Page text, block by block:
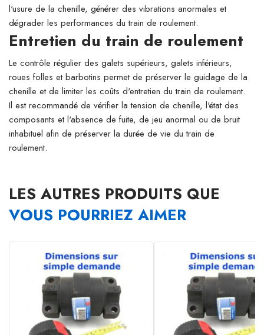
l'usure de la chenille, générer des vibrations anormales et
dégrader les performances du train de roulement.
Entretien du train de roulement
Le contrôle régulier des galets supérieurs, galets inférieurs,
roues folles et barbotins permet de préserver le guidage de la
chenille et de limiter les coûts d'entretien du train de roulement.
Il est recommandé de vérifier la tension de chenille, l'état des
composants et l'absence de fuite, de jeu anormal ou de bruit
inhabituel afin de préserver la durée de vie du train de
roulement.
LES AUTRES PRODUITS QUE
VOUS POURRIEZ AIMER